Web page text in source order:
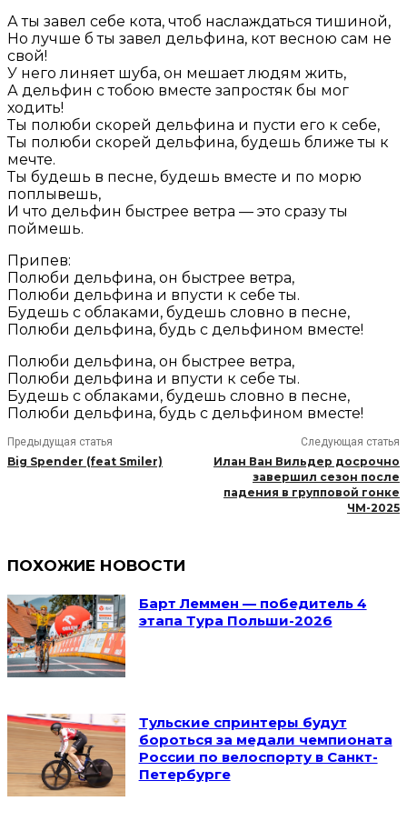
А ты завел себе кота, чтоб наслаждаться тишиной,
Но лучше б ты завел дельфина, кот весною сам не
свой!
У него линяет шуба, он мешает людям жить,
А дельфин с тобою вместе запростяк бы мог
ходить!
Ты полюби скорей дельфина и пусти его к себе,
Ты полюби скорей дельфина, будешь ближе ты к
мечте.
Ты будешь в песне, будешь вместе и по морю
поплывешь,
И что дельфин быстрее ветра — это сразу ты
поймешь.
Припев:
Полюби дельфина, он быстрее ветра,
Полюби дельфина и впусти к себе ты.
Будешь с облаками, будешь словно в песне,
Полюби дельфина, будь с дельфином вместе!
Полюби дельфина, он быстрее ветра,
Полюби дельфина и впусти к себе ты.
Будешь с облаками, будешь словно в песне,
Полюби дельфина, будь с дельфином вместе!
Предыдущая статья
Big Spender (feat Smiler)
Следующая статья
Илан Ван Вильдер досрочно
завершил сезон после
падения в групповой гонке
ЧМ-2025
ПОХОЖИЕ НОВОСТИ
Барт Леммен — победитель 4
этапа Тура Польши-2026
Тульские спринтеры будут
бороться за медали чемпионата
России по велоспорту в Санкт-
Петербурге